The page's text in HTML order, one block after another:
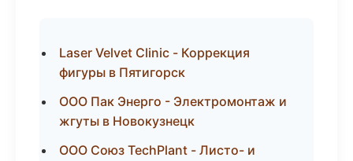
Laser Velvet Clinic - Коррекция
фигуры в Пятигорск
ООО Пак Энерго - Электромонтаж и
жгуты в Новокузнецк
ООО Союз TechPlant - Листо- и